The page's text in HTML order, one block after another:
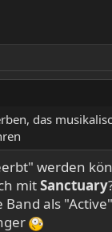
das
werden
mitSanctuary
Band als